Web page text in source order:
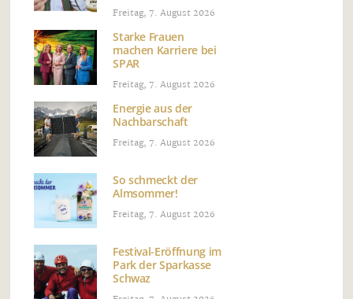
Freitag, 7. August 2026
Starke Frauen
machen Karriere bei
SPAR
Freitag, 7. August 2026
Energie aus der
Nachbarschaft
Freitag, 7. August 2026
So schmeckt der
Almsommer!
Freitag, 7. August 2026
Festival-Eröffnung im
Park der Sparkasse
Schwaz